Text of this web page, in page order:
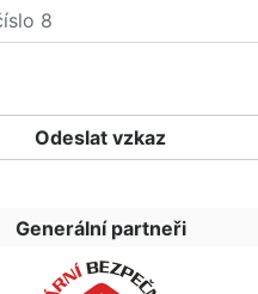
Generální partneři